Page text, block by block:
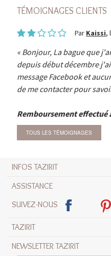
TÉMOIGNAGES CLIENTS
Par Kaissi,
Bonjour, La bague que
depuis début décembre
message Facebook et
de me contacter pour
Remboursement
TOUS LES TÉMOIGNAGES
INFOS TAZIRIT
ASSISTANCE
SUIVEZ-NOUS
TAZIRIT
NEWSLETTER TAZIRIT